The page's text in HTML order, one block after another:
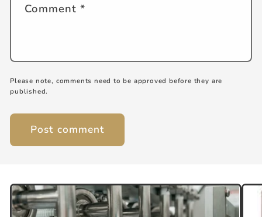
Comment*
Please note, comments need to be approved before they are
published.